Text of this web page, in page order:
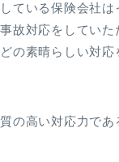
ている保険会社
故対応をしてい
の素晴らしい対
の高い対応力であ